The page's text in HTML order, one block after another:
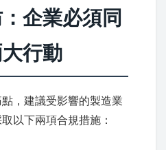
企業必須同
行動
，建議受影響的製造業
以下兩項合規措施：